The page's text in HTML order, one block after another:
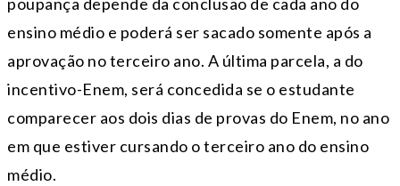
ensino médio e poderá ser sacado somente após a
aprovação no terceiro ano. A última parcela, a do
incentivo-Enem, será concedida se o estudante
comparecer aos dois dias de provas do Enem, no ano
em que estiver cursando o terceiro ano do ensino
médio.